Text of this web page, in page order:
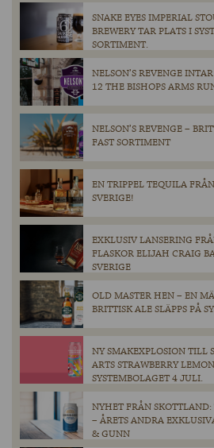
SNAKE EYES IMPERIAL
BREWERY TAR PLATS I
SORTIMENT.
NELSON’S REVENGE
12 THE BISHOPS ARMS
NELSON’S REVENGE –
FAST SORTIMENT
EN TRIPPEL TEQUILA
SVERIGE!
EXKLUSIV LANSERING
FLASKOR ELIJAH CRAIG
SVERIGE
OLD MASTER HEN – EN
BRITTISK ALE SLÄPPS PÅ
NY SMAKEXPLOSION TILL
ARTS STRAWBERRY
SYSTEMBOLAGET 4 JULI.
NYHET FRÅN
– ÅRETS ANDRA
& GUNN